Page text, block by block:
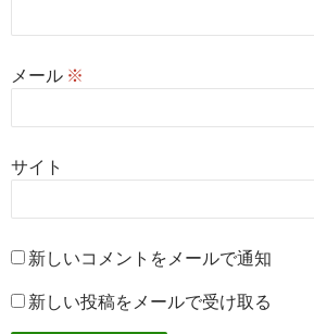
メール ※
サイト
新しいコメントをメールで通知
新しい投稿をメールで受け取る